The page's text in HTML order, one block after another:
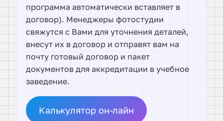
программа автоматически вставляет в
договор). Менеджеры фотостудии
свяжутся с Вами для уточнения деталей,
внесут их в договор и отправят вам на
почту готовый договор и пакет
документов для аккредитации в учебное
заведение.
Калькулятор он-лайн